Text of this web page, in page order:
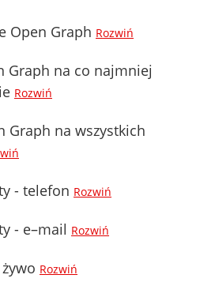
Open Graph Rozwiń
Graph na co najmniej
Rozwiń
Graph na wszystkich
- telefon Rozwiń
- e–mail Rozwiń
Rozwiń